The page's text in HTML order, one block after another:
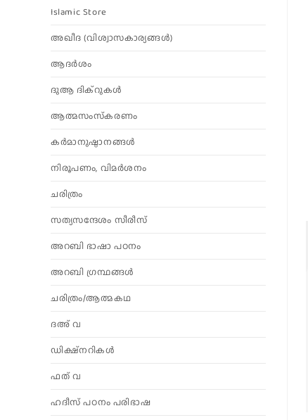
Islamic Store
അഖീദ (വിശ്വാസകാര്യങ്ങള്‍)
ആദര്‍ശം
ദുആ ദിക്റുകൾ
ആത്മസംസ്‌കരണം
കര്‍മാനുഷ്ഠാനങ്ങള്‍
നിരൂപണം, വിമര്‍ശനം
ചരിത്രം
സത്യസന്ദേശം സീരീസ്
അറബി ഭാഷാ പഠനം
അറബി ഗ്രന്ഥങ്ങൾ
ചരിത്രം/ആത്മകഥ
ദഅ് വ
ഡിക്ഷ്നറികൾ
ഫത് വ
ഹദീസ് പഠനം പരിഭാഷ